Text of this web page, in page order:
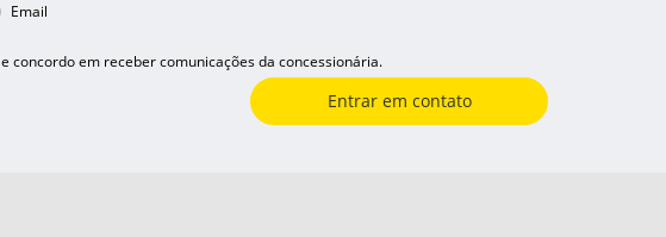
Email
e concordo em receber comunicações da concessionária.
Entrar em contato